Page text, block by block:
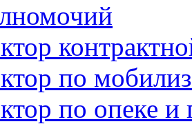
по
по опеке и